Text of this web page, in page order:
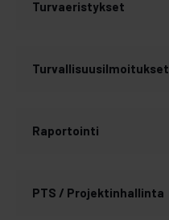
Turvaeristykset
Turvallisuusilmoitukset
Raportointi
PTS / Projektinhallinta